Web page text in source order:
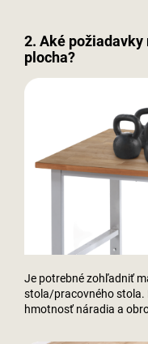
2. Aké
plocha?
Je potrebné zohľadniť
stola/pracovného stola.
hmotnosť náradia a